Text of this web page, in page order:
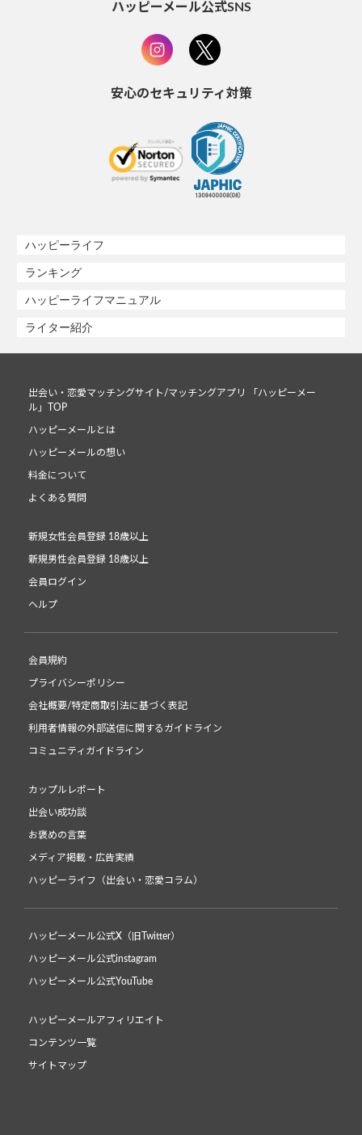
ハッピーメール公式SNS
安心のセキュリティ対策
ハッピーライフ
ランキング
ハッピーライフマニュアル
ライター紹介
出会い・恋愛マッチングサイト/マッチングアプリ 「ハッピーメー
ル」TOP
ハッピーメールとは
ハッピーメールの想い
料金について
よくある質問
新規女性会員登録 18歳以上
新規男性会員登録 18歳以上
会員ログイン
ヘルプ
会員規約
プライバシーポリシー
会社概要/特定商取引法に基づく表記
利用者情報の外部送信に関するガイドライン
コミュニティガイドライン
カップルレポート
出会い成功談
お褒めの言葉
メディア掲載・広告実績
ハッピーライフ（出会い・恋愛コラム）
ハッピーメール公式X（旧Twitter）
ハッピーメール公式instagram
ハッピーメール公式YouTube
ハッピーメールアフィリエイト
コンテンツ一覧
サイトマップ